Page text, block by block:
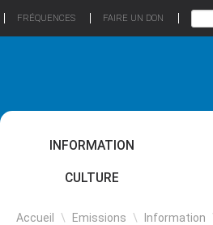
FRÉQUENCES FAIRE UN DON
INFORMATION
CULTURE
Accueil \ Emissions \ Information